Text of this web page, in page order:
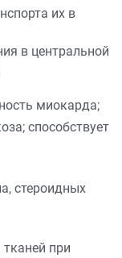
их в
в центральной
миокарда;
способствует
стероидных
при